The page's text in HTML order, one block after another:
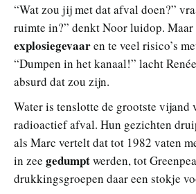
“Wat zou jij met dat afval doen?”
ruimte in?” denkt Noor luidop. Maar
explosiegevaaren te veel risico’s
“Dumpen in het kanaal!” lacht
absurd dat zou zijn.
Water is tenslotte de grootste vijand
radioactief afval. Hun gezichten
als Marc vertelt dat tot 1982 vaten
in zee gedumptwerden, tot
drukkingsgroepen daar een stokje